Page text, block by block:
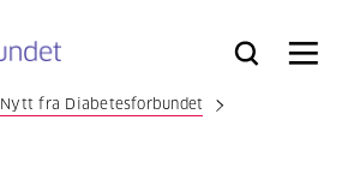
Bli
Logg
Søk Meny
Nytt fra Diabetesforbundet